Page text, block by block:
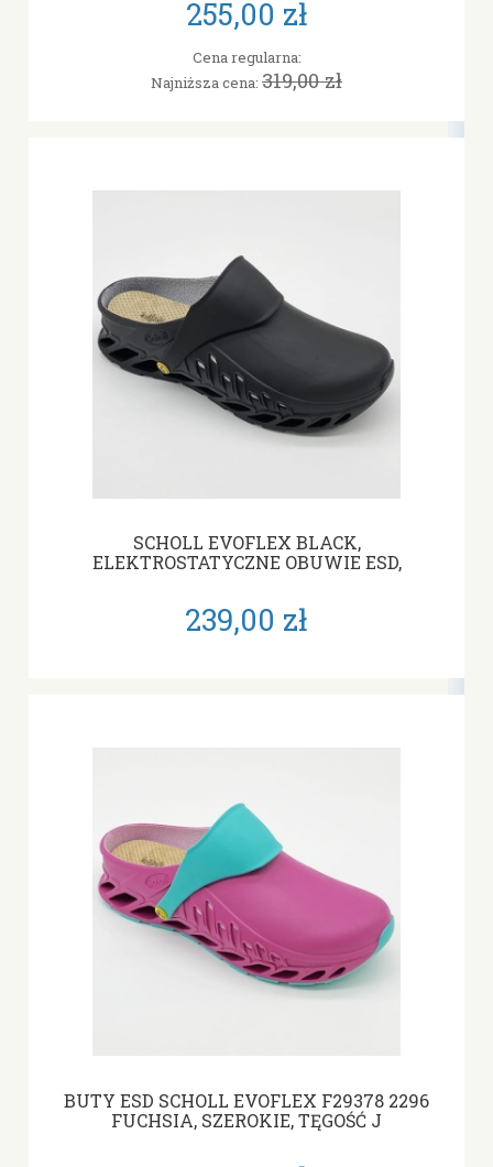
255,00 zł
Cena regularna:
Najniższa cena: 319,00 zł
SCHOLL EVOFLEX BLACK,
ELEKTROSTATYCZNE OBUWIE ESD,
239,00 zł
BUTY ESD SCHOLL EVOFLEX F29378 2296
FUCHSIA, SZEROKIE, TĘGOŚĆ J